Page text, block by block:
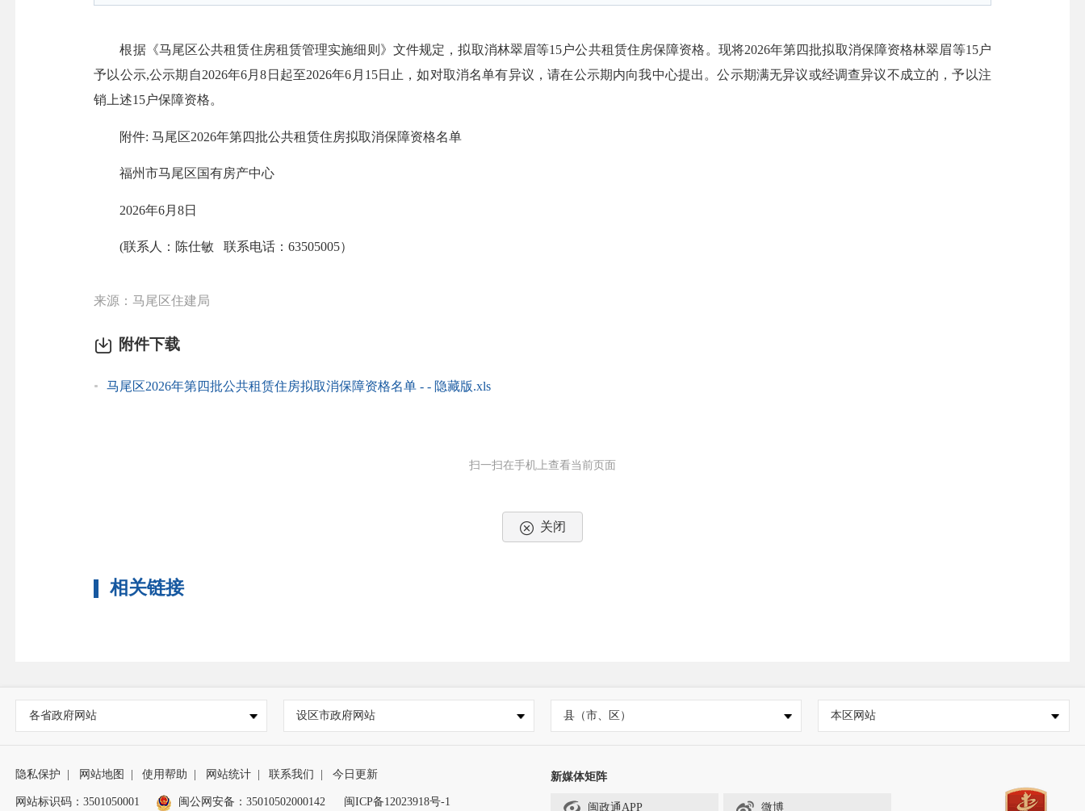
根据《马尾区公共租赁住房租赁管理实施细则》文件规定，拟取消林翠眉等15户公共租赁住房保障资格。现将2026年第四批拟取消保障资格林翠眉等15户
予以公示,公示期自2026年6月8日起至2026年6月15日止，如对取消名单有异议，请在公示期内向我中心提出。公示期满无异议或经调查异议不成立的，予以注
销上述15户保障资格。
附件: 马尾区2026年第四批公共租赁住房拟取消保障资格名单
福州市马尾区国有房产中心
2026年6月8日
(联系人：陈仕敏 联系电话：63505005）
来源：马尾区住建局
附件下载
马尾区2026年第四批公共租赁住房拟取消保障资格名单 - - 隐藏版.xls
扫一扫在手机上查看当前页面
关闭
相关链接
各省政府网站 设区市政府网站 县（市、区） 本区网站
隐私保护 网站地图 使用帮助 网站统计 联系我们 今日更新
网站标识码：3501050001 闽公网安备：35010502000142 闽ICP备12023918号-1
新媒体矩阵
闽政通APP 微博